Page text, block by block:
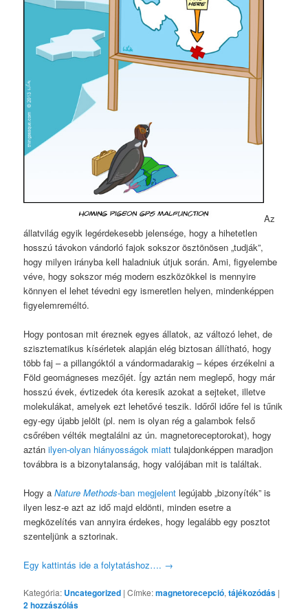
Az
állatvilág egyik legérdekesebb jelensége, hogy a hihetetlen
hosszú távokon vándorló fajok sokszor ösztönösen „tudják”,
hogy milyen irányba kell haladniuk útjuk során. Ami, figyelembe
véve, hogy sokszor még modern eszközökkel is mennyire
könnyen el lehet tévedni egy ismeretlen helyen, mindenképpen
figyelemreméltó.
Hogy pontosan mit éreznek egyes állatok, az változó lehet, de
szisztematikus kísérletek alapján elég biztosan állítható, hogy
több faj – a pillangóktól a vándormadarakig – képes érzékelni a
Föld geomágneses mezőjét. Így aztán nem meglepő, hogy már
hosszú évek, évtizedek óta keresik azokat a sejteket, illetve
molekulákat, amelyek ezt lehetővé teszik. Időről időre fel is tűnik
egy-egy újabb jelölt (pl. nem is olyan rég a galambok felső
csőrében vélték megtalálni az ún. magnetoreceptorokat), hogy
aztánilyen-olyan hiányosságok miatttulajdonképpen maradjon
továbbra is a bizonytalanság, hogy valójában mit is találtak.
Hogy aNature Methods-ban megjelent legújabb „bizonyíték” is
ilyen lesz-e azt az idő majd eldönti, minden esetre a
megközelítés van annyira érdekes, hogy legalább egy posztot
szenteljünk a sztorinak.
Egy kattintás ide a folytatáshoz…. →
Kategória: Uncategorized |Címke:magnetorecepció,tájékozódás |
2hozzászólás